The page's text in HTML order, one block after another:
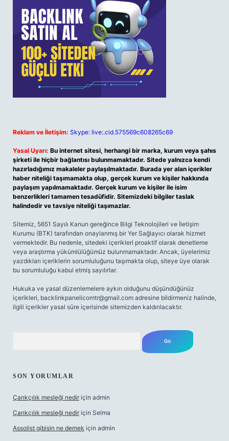
Reklam ve İletişim: Skype: live:.cid.575569c608265c69
Yasal Uyarı: Bu internet sitesi, herhangi bir marka, kurum veya şahıs
şirketi ile hiçbir bağlantısı bulunmamaktadır. Sitede yalnızca kendi
hazırladığımız makaleler paylaşılmaktadır. Burada yer alan içerikler
haber niteliği taşımamakta olup, gerçek kurum ve kişiler hakkında
paylaşım yapılmamaktadır. Gerçek kurum ve kişiler ile isim
benzerlikleri tamamen tesadüfidir. Sitemizdeki bilgiler taslak
halindedir ve tavsiye niteliği taşımazlar.
Sitemiz, 5651 Sayılı Kanun gereğince Bilgi Teknolojileri ve İletişim
Kurumu (BTK) tarafından onaylanmış bir Yer Sağlayıcı olarak hizmet
vermektedir. Bu nedenle, sitedeki içerikleri proaktif olarak denetleme
veya araştırma yükümlülüğümüz bulunmamaktadır. Ancak, üyelerimiz
yazdıkları içeriklerin sorumluluğunu taşımakta olup, siteye üye olarak
bu sorumluluğu kabul etmiş sayılırlar.
Hukuka ve yasal düzenlemelere aykırı olduğunu düşündüğünüz
içerikleri, backlinkpanelicomtr@gmail.com adresine bildirmeniz halinde,
ilgili içerikler yasal süre içerisinde sitemizden kaldırılacaktır.
SON YORUMLAR
Çarıkçılık mesleği nedir için admin
Çarıkçılık mesleği nedir için Selma
Assolist gibisin ne demek için admin